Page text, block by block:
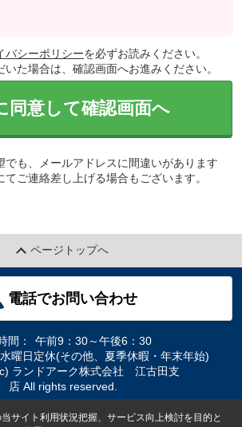
バシーポリシーを必ずお読みください。
いた場合は、確認画面へお進みください。
同意して確認画面へ
も、メールアドレスに間違いがあります
ご連絡差し上げる場合もございます。
ページトップへ
電話でお問い合わせ
間：
午前9：30～午後6：30
曜日定休(その他、夏季休暇・年末年始)
ランドアーク株式会社 江古田支
店 All rights reserved.
サイト利用状況把握、サービス向上検討を目的と